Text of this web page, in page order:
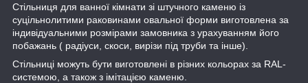
Стільниця для ванної кімнати зі штучного каменю із
суцільнолитими раковинами овальної форми виготовлена за
індивідуальними розмірами замовника з урахуванням його
побажань ( радіуси, скоси, вирізи під труби та інше).
Стільниці можуть бути виготовлені в різних кольорах за RAL-
системою, а також з імітацією каменю.